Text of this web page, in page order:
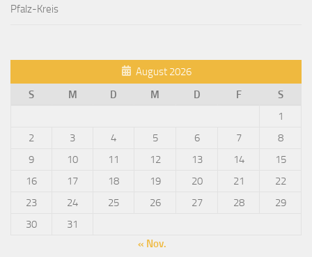
Pfalz-Kreis
August 2026
S
M D M D F
S
1
2
3 4 5 6 7
8
9
10 11 12 13 14
15
16
17 18 19 20 21
22
23
24 25 26 27 28
29
30
31
« Nov.